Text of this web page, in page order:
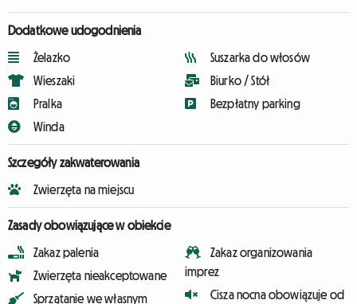
Dodatkowe udogodnienia
Żelazko
Wieszaki
Pralka
Winda
Suszarka do włosów
Biurko / Stół
Bezpłatny parking
Szczegóły zakwaterowania
Zwierzęta na miejscu
Zasady obowiązujące w obiekcie
Zakaz palenia
Zwierzęta nieakceptowane
Sprzątanie we własnym
Zakaz organizowania
imprez
Cisza nocna obowiązuje od